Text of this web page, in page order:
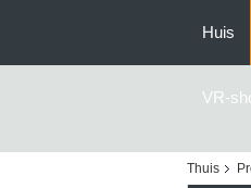
Huis
VR-
Thuis